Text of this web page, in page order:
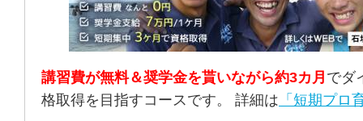
講習費が無料＆奨学金を貰いながら約3カ月 でダ
格取得を目指すコースです。 詳細は 「短期プロ